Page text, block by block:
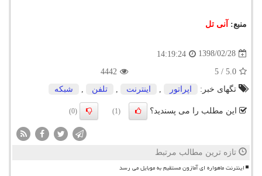
منبع: آنی تل
1398/02/28
14:19:24
5.0
/
5
4442
تگهای خبر:
اپراتور اینترنت تلفن شبكه
این مطلب را می پسندید؟ (1)
(0)
تازه ترین مطالب مرتبط
اینترنت ماهواره ای آمازون مستقیم به موبایل می رسد